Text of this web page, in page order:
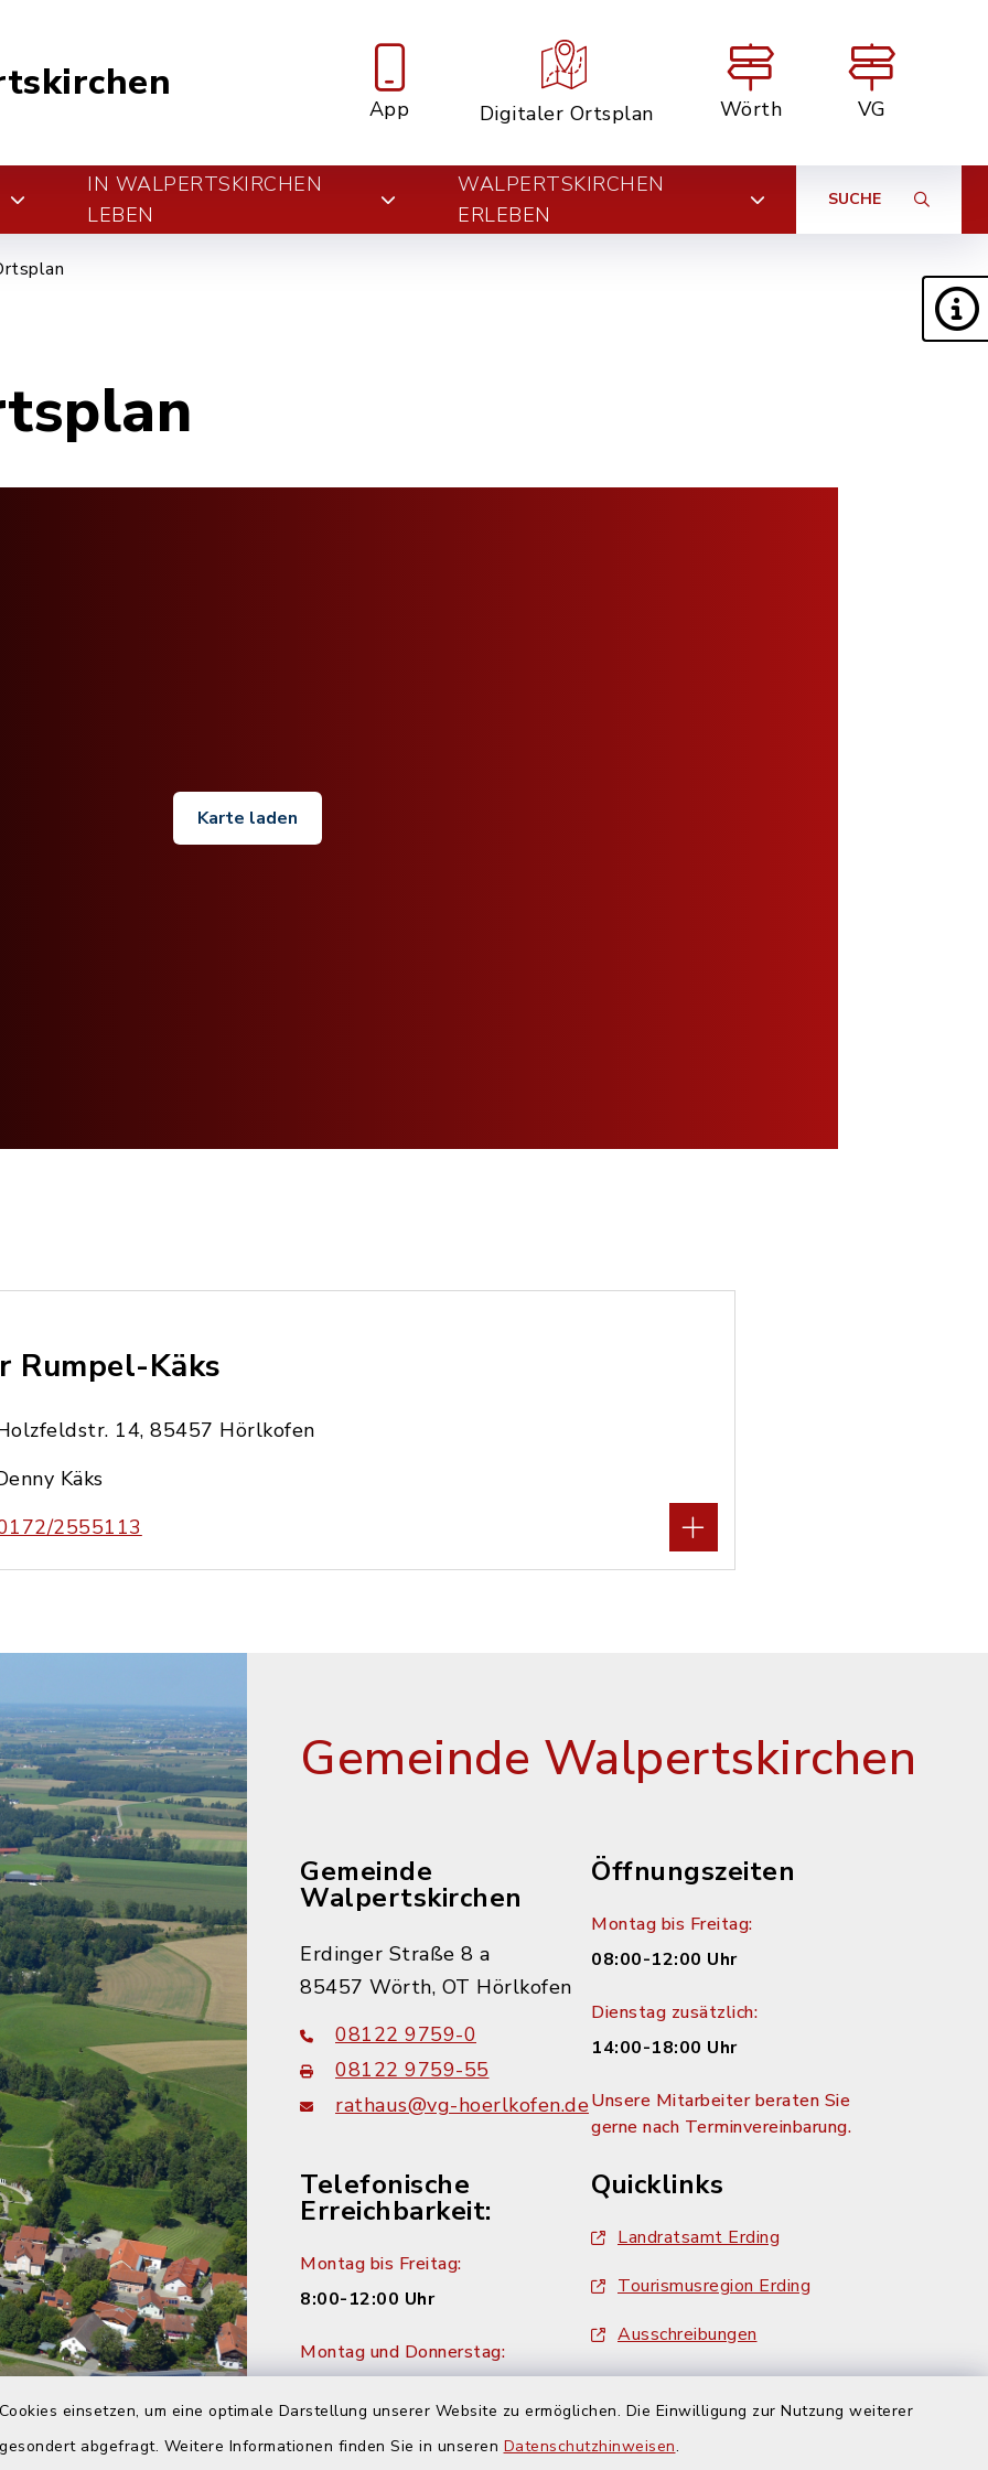
einsetzen, um eine optimale Darstellung unserer Website zu ermöglichen. Die Einwilligung zur Nutzung weiterer
abgefragt. Weitere Informationen finden Sie in unseren Datenschutzhinweisen.
App Digitaler Ortsplan Wörth VG
IN WALPERTSKIRCHEN
LEBEN
WALPERTSKIRCHEN
ERLEBEN
SUCHE
Karte laden
Rumpel-Käks
14, 85457 Hörlkofen
Käks
2555113
Gemeinde Walpertskirchen
Gemeinde
Walpertskirchen
Erdinger Straße 8 a
85457 Wörth, OT Hörlkofen
08122 9759-0
08122 9759-55
rathaus@vg-hoerlkofen.de
Öffnungszeiten
Montag bis Freitag:
08:00-12:00 Uhr
Dienstag zusätzlich:
14:00-18:00 Uhr
Unsere Mitarbeiter beraten Sie
gerne nach Terminvereinbarung.
Telefonische
Erreichbarkeit:
Montag bis Freitag:
8:00-12:00 Uhr
Montag und Donnerstag:
Dienstag:
Quicklinks
Landratsamt Erding
Tourismusregion Erding
Ausschreibungen